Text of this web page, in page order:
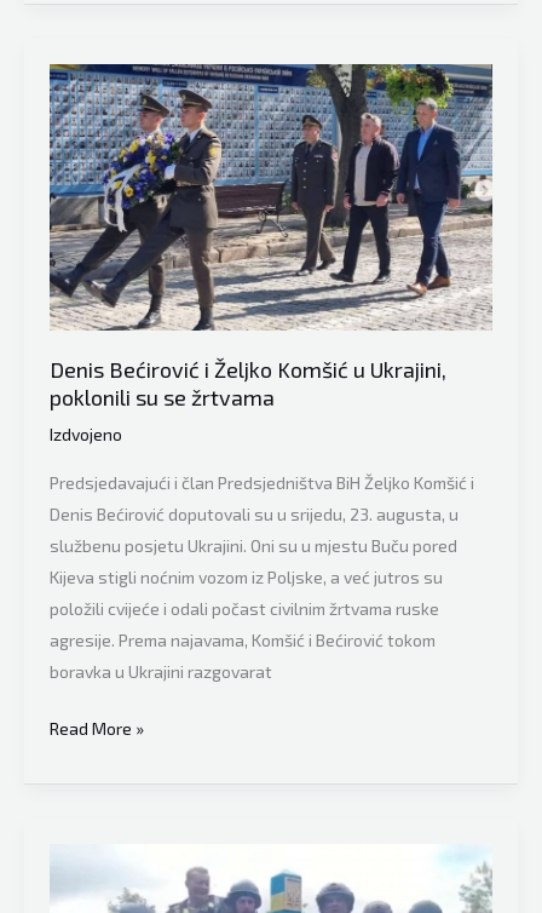
se
nakon
što
se
u
Kijevu
sastao
sa
ukrajinskim
predsjednikom
Zelenskim
Denis Bećirović i Željko Komšić u Ukrajini,
poklonili su se žrtvama
Izdvojeno
Predsjedavajući i član Predsjedništva BiH Željko Komšić i
Denis Bećirović doputovali su u srijedu, 23. augusta, u
službenu posjetu Ukrajini. Oni su u mjestu Buču pored
Kijeva stigli noćnim vozom iz Poljske, a već jutros su
položili cvijeće i odali počast civilnim žrtvama ruske
agresije. Prema najavama, Komšić i Bećirović tokom
boravka u Ukrajini razgovarat
Denis
i
Read More »